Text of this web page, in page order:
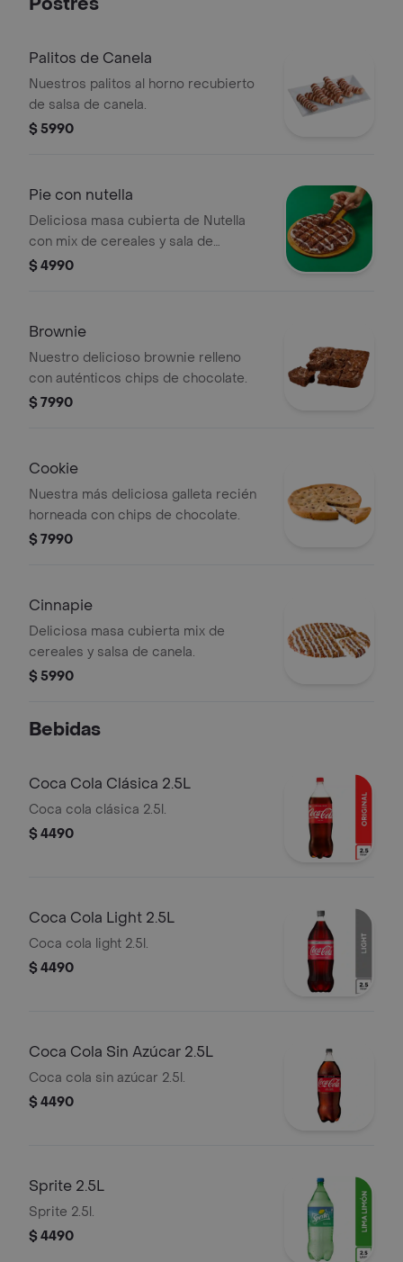
Palitos de Canela
Nuestros palitos al horno recubierto
de salsa de canela.
$ 5990
Pie con nutella
Deliciosa masa cubierta de Nutella
con mix de cereales y sala de
glaseado
$ 4990
Brownie
Nuestro delicioso brownie relleno
con auténticos chips de chocolate.
$ 7990
Cookie
Nuestra más deliciosa galleta recién
horneada con chips de chocolate.
$ 7990
Cinnapie
Deliciosa masa cubierta mix de
cereales y salsa de canela.
$ 5990
Bebidas
Coca Cola Clásica 2.5L
Coca cola clásica 2.5l.
$ 4490
Coca Cola Light 2.5L
Coca cola light 2.5l.
$ 4490
Coca Cola Sin Azúcar 2.5L
Coca cola sin azúcar 2.5l.
$ 4490
Sprite 2.5L
Sprite 2.5l.
$ 4490